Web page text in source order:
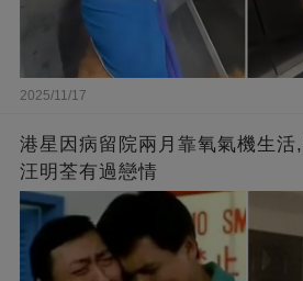
2025/11/17
港星因病留院兩月靠氧氣機生
汪明荃有過戀情